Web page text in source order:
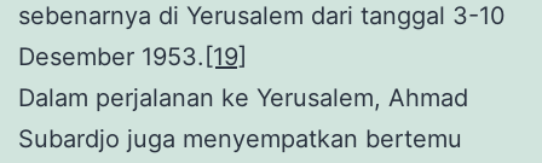
sebenarnya di Yerusalem dari tanggal 3-10
Desember 1953. [19]
Dalam perjalanan ke Yerusalem, Ahmad
Subardjo juga menyempatkan bertemu